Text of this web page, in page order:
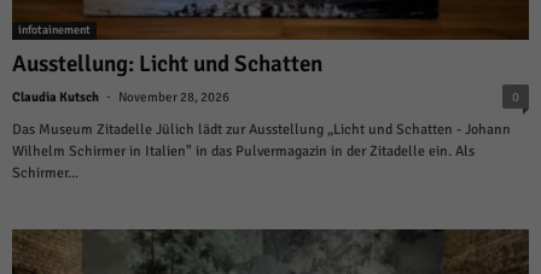
infotainement
Ausstellung: Licht und Schatten
Claudia Kutsch - November 28, 2026 0
Das Museum Zitadelle Jülich lädt zur Ausstellung „Licht und Schatten - Johann
Wilhelm Schirmer in Italien" in das Pulvermagazin in der Zitadelle ein. Als
Schirmer...